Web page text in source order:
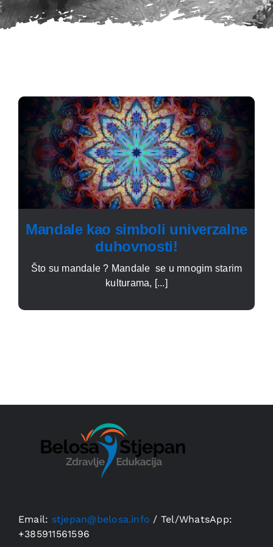
Mandale kao simboli univerzalne
duhovnosti!
Što su mandale ? Mandale se u mnogim starim
kulturama, [...]
Email: stjepan@belosa.info / Tel/WhatsApp:
+385911561596